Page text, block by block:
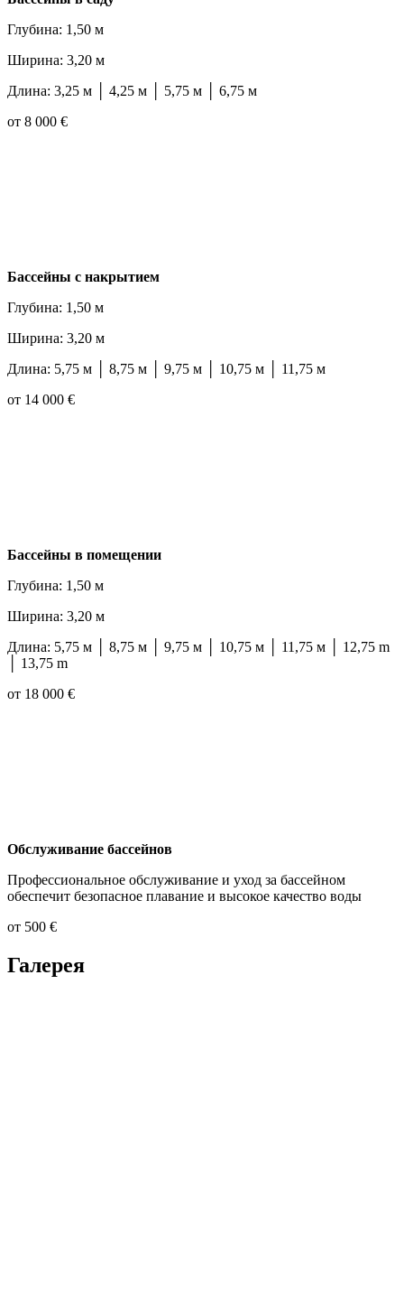
Глубина: 1,50 м
Ширина: 3,20 м
Длина: 3,25 м │ 4,25 м │ 5,75 м │ 6,75 м
от 8 000 €
Бассейны с накрытием
Глубина: 1,50 м
Ширина: 3,20 м
Длина: 5,75 м │ 8,75 м │ 9,75 м │ 10,75 м │ 11,75 м
от 14 000 €
Бассейны в помещении
Глубина: 1,50 м
Ширина: 3,20 м
Длина: 5,75 м │ 8,75 м │ 9,75 м │ 10,75 м │ 11,75 м │ 12,75 m
│ 13,75 m
от 18 000 €
Обслуживание бассейнов
Профессиональное обслуживание и уход за бассейном
обеспечит безопасное плавание и высокое качество воды
от 500 €
Галерея